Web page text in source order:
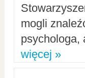
mogli
psychologa,
więcej »